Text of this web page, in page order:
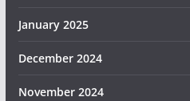
January 2025
December 2024
November 2024